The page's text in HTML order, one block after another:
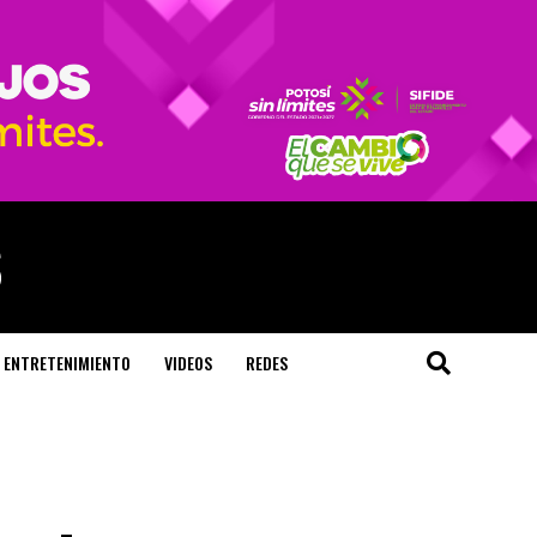
ENTRETENIMIENTO VIDEOS REDES